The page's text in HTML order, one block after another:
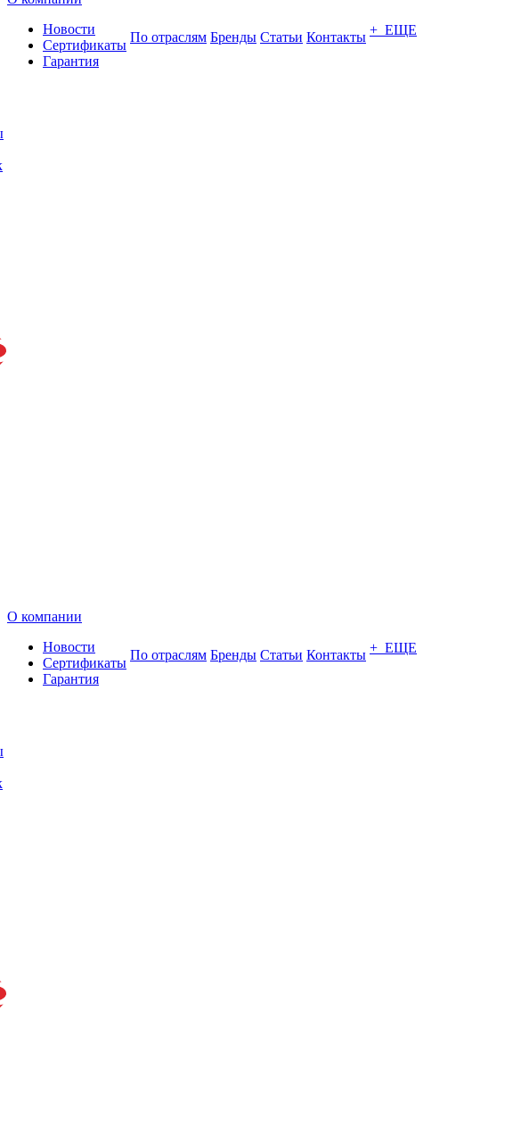
Новости
Сертификаты
Гарантия
По отраслям Бренды Статьи Контакты + ЕЩЕ
О компании
Новости
Сертификаты
Гарантия
По отраслям Бренды Статьи Контакты + ЕЩЕ